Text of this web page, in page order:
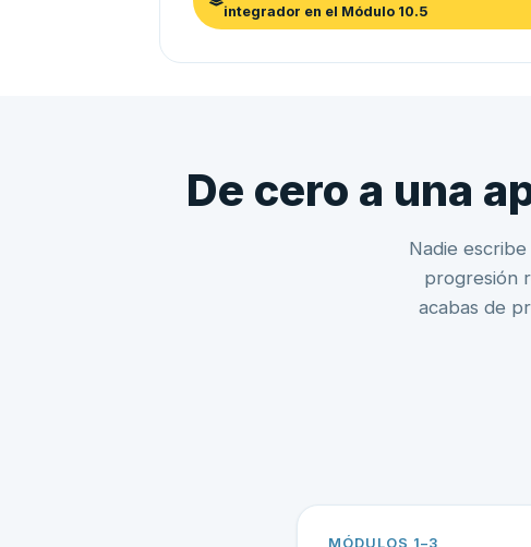
integrador en el Módulo 10.5
De cero a una
Nadie
progresión
acabas de
MÓDULOS 1–3